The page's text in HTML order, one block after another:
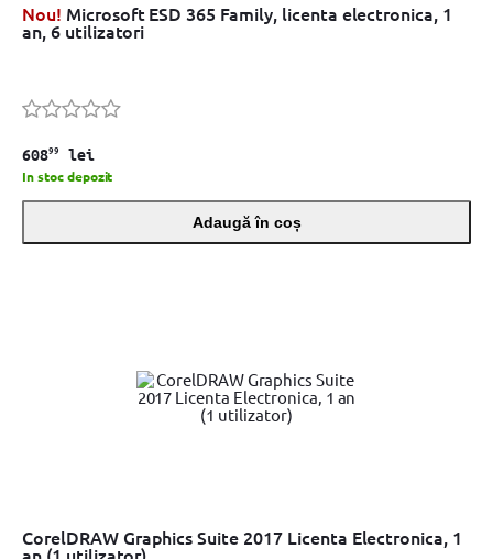
Nou! Microsoft ESD 365 Family, licenta electronica, 1
an, 6 utilizatori
60899 lei
In stoc depozit
Adaugă în coș
CorelDRAW Graphics Suite 2017 Licenta Electronica, 1